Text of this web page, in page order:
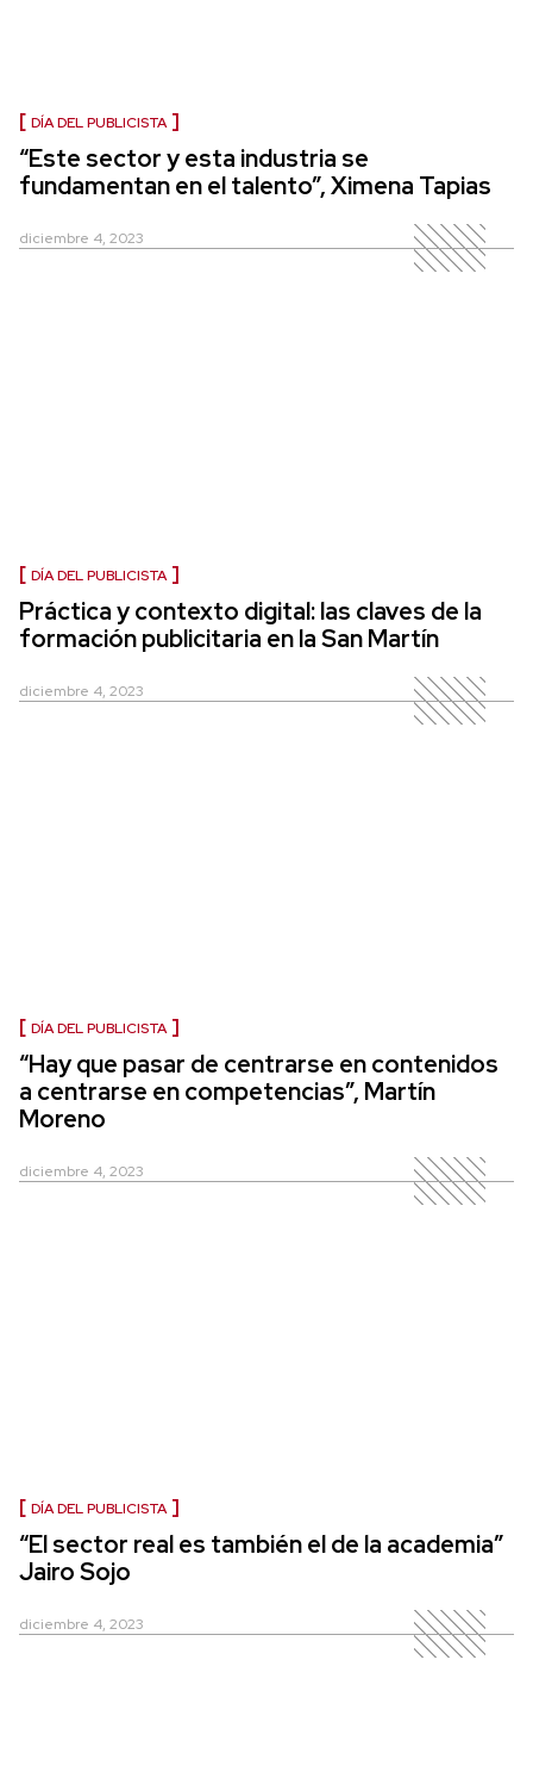
DÍA DEL PUBLICISTA
“Este sector y esta industria se
fundamentan en el talento”, Ximena Tapias
diciembre 4, 2023
DÍA DEL PUBLICISTA
Práctica y contexto digital: las claves de la
formación publicitaria en la San Martín
diciembre 4, 2023
DÍA DEL PUBLICISTA
“Hay que pasar de centrarse en contenidos
a centrarse en competencias”, Martín
Moreno
diciembre 4, 2023
DÍA DEL PUBLICISTA
“El sector real es también el de la academia”
Jairo Sojo
diciembre 4, 2023